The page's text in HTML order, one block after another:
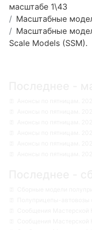
масштабе 1\43
Масштабные
Масштабные
Scale Models (SSM).